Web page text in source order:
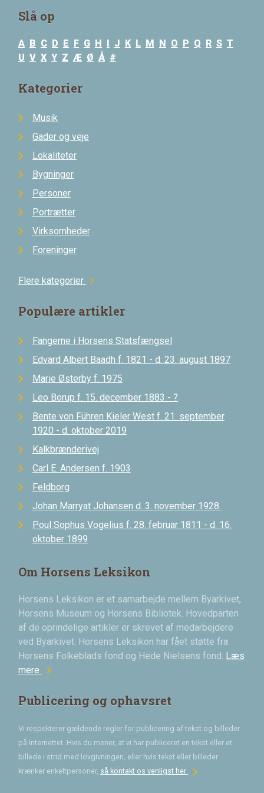
Slå op
A B C D E F G H I J K L M N O P Q R S T
U V X Y Z Æ Ø Å #
Kategorier
Musik
Gader og veje
Lokaliteter
Bygninger
Personer
Portrætter
Virksomheder
Foreninger
Flere kategorier chevron_right
Populære artikler
Fangerne i Horsens Statsfængsel
Edvard Albert Baadh f. 1821 - d. 23. august 1897
Marie Østerby f. 1975
Leo Borup f. 15. december 1883 - ?
Bente von Führen Kieler West f. 21. september
1920 - d. oktober 2019
Kalkbrænderivej
Carl E. Andersen f. 1903
Feldborg
Johan Marryat Johansen d. 3. november 1928.
Poul Sophus Vogelius f. 28. februar 1811 - d. 16.
oktober 1899
Om Horsens Leksikon
Horsens Leksikon er et samarbejde mellem Byarkivet,
Horsens Museum og Horsens Bibliotek. Hovedparten
af de oprindelige artikler er skrevet af medarbejdere
ved Byarkivet. Horsens Leksikon har fået støtte fra
Horsens Folkeblads fond og Hede Nielsens fond. Læs
mere chevron_right
Publicering og ophavsret
Vi respekterer gældende regler for publicering af tekst og billeder
på Internettet. Hvis du mener, at vi har publiceret en tekst eller et
billede i strid med lovgivningen, eller hvis tekst eller billeder
krænker enkeltpersoner, så kontakt os venligst herchevron_right